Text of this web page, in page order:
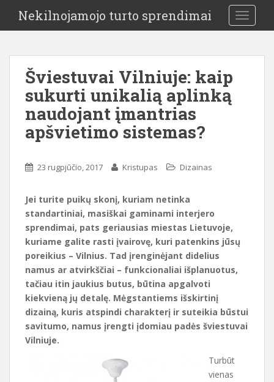
Nekilnojamojo turto sprendimai
Šviestuvai Vilniuje: kaip
sukurti unikalią aplinką
naudojant įmantrias
apšvietimo sistemas?
23 rugpjūčio, 2017 Kristupas Dizainas
Jei turite puikų skonį, kuriam netinka
standartiniai, masiškai gaminami interjero
sprendimai, pats geriausias miestas Lietuvoje,
kuriame galite rasti įvairovę, kuri patenkins jūsų
poreikius – Vilnius. Tad įrenginėjant didelius
namus ar atvirkščiai – funkcionaliai išplanuotus,
tačiau itin jaukius butus, būtina apgalvoti
kiekvieną jų detalę. Mėgstantiems išskirtinį
dizainą, kuris atspindi charakterį ir suteikia būstui
savitumo, namus įrengti įdomiau padės šviestuvai
Vilniuje.
Turbūt
vienas